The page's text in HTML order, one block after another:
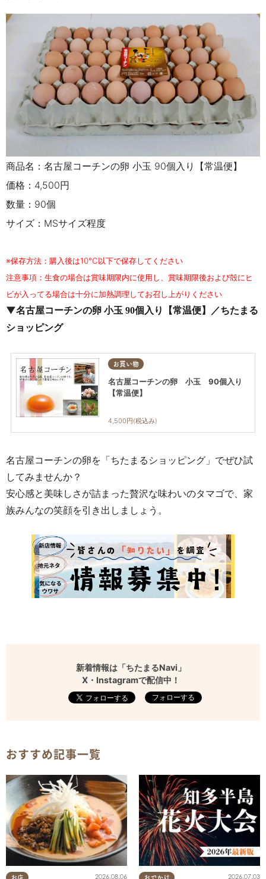
商品名：名古屋コーチンの卵 小玉 90個入り【常温便】
価格：4,500円
数量：90個
サイズ：MSサイズ程度
※保存方法：購入後は10℃以下で保存してください
注意事項：生食の場合は賞味期限内に使用し、賞味期限後および殻にヒ
ビが入ってる場合は十分に加熱調理してお召し上がりください
▼名古屋コーチンの卵 小玉 90個入り【常温便】／ちたまる
ショッピング
お買い物
名古屋コーチンの卵 小玉 90個入り
【常温便】
4,500円(税込み)
名古屋コーチンの卵を「ちたまるショッピング」でぜひ試
してみませんか？
安心感と美味しさが詰まった贅沢な味わいのタマゴで、家
族みんなの笑顔を引き出しましょう。
新着情報は「ちたまるNavi」
X・Instagramで配信中！
フォローする
おすすめ記事一覧
お店 2026.08.06 おでかけ 2026.07.03